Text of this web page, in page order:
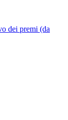
dei premi (da